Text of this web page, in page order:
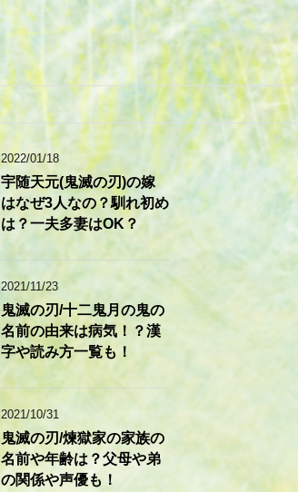
2022/01/18
宇随天元(鬼滅の刃)の嫁
はなぜ3人なの？馴れ初め
は？一夫多妻はOK？
2021/11/23
鬼滅の刃/十二鬼月の鬼の
名前の由来は病気！？漢
字や読み方一覧も！
2021/10/31
鬼滅の刃/煉獄家の家族の
名前や年齢は？父母や弟
の関係や声優も！